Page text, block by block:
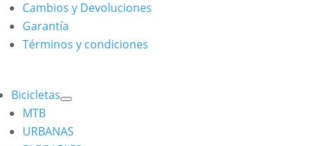
Cambios y Devoluciones
Garantía
Términos y condiciones
Bicicletas
MTB
URBANAS